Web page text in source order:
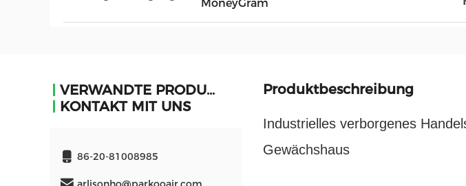
MoneyGram
VERWANDTE PRODUKTE
KONTAKT MIT UNS
86-20-81008985
Produktbeschreibung
Industrielles verborgenes
Gewächshaus